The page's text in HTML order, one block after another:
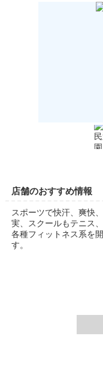
店舗のおすすめ情報
スポーツで快汗、爽快
実、スクールもテニス
各種フィットネス系を
す。